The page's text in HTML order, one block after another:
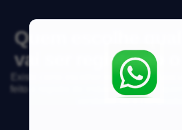
Quem escolhe
vai ser registrado
Existe como escolher em qual
feito o registro do im&oacute;vel? E
vendedor ou o